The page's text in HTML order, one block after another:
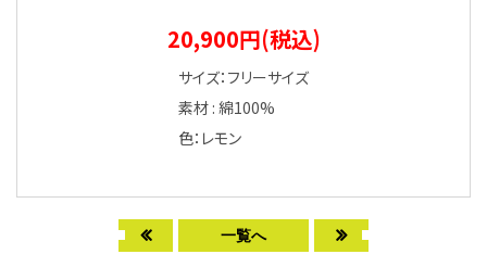
20,900円(税込)
サイズ：フリーサイズ
素材 : 綿100%
色：レモン
一覧へ